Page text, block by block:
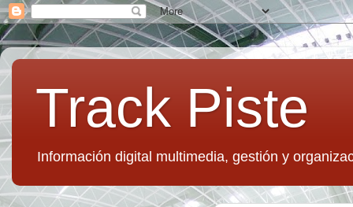
Track Piste
Información digital multimedia, gestión y